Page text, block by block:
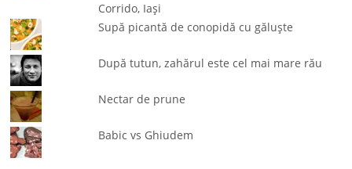
Corrido, Iaşi
Supă picantă de conopidă cu găluşte
După tutun, zahărul este cel mai mare rău
Nectar de prune
Babic vs Ghiudem